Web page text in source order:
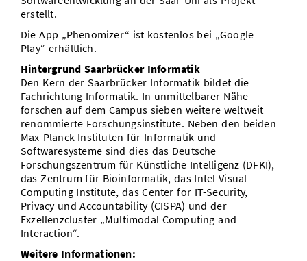
erstellt.
Die App „Phenomizer“ ist kostenlos bei „Google
Play“ erhältlich.
Hintergrund Saarbrücker Informatik
Den Kern der Saarbrücker Informatik bildet die
Fachrichtung Informatik. In unmittelbarer Nähe
forschen auf dem Campus sieben weitere weltweit
renommierte Forschungsinstitute. Neben den beiden
Max-Planck-Instituten für Informatik und
Softwaresysteme sind dies das Deutsche
Forschungszentrum für Künstliche Intelligenz (DFKI),
das Zentrum für Bioinformatik, das Intel Visual
Computing Institute, das Center for IT-Security,
Privacy und Accountability (CISPA) und der
Exzellenzcluster „Multimodal Computing and
Interaction“.
Weitere Informationen: